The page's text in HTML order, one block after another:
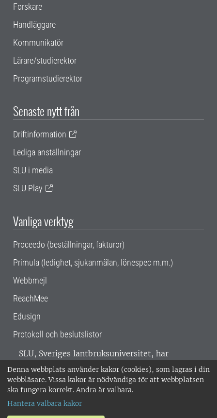
Denna webbplats använder kakor (cookies), som lagras i din
webbläsare. Vissa kakor är nödvändiga för att webbplatsen
ska fungera korrekt. Andra är valbara.
Hantera valbara kakor
Forskare
Handläggare
Kommunikatör
Lärare/studierektor
Programstudierektor
Senaste nytt från
Driftinformation
Lediga anställningar
SLU i media
SLU Play
Vanliga verktyg
Proceedo (beställningar, fakturor)
Primula (ledighet, sjukanmälan, lönespec m.m.)
Webbmejl
ReachMee
Edusign
Protokoll och beslutslistor
SLU, Sveriges lantbruksuniversitet, har
verksamhet över hela Sverige. Huvudorter är
Alnarp, Uppsala och Umeå.SLU är
miljöcertifierat enligt ISO 14001. •
018-67 10 00 • Org nr: 202100-2817 •